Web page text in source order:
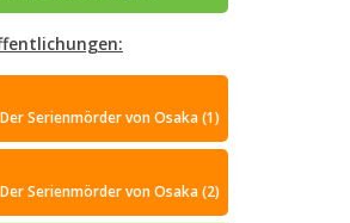
Serienmörder von Osaka (1)
Serienmörder von Osaka (2)